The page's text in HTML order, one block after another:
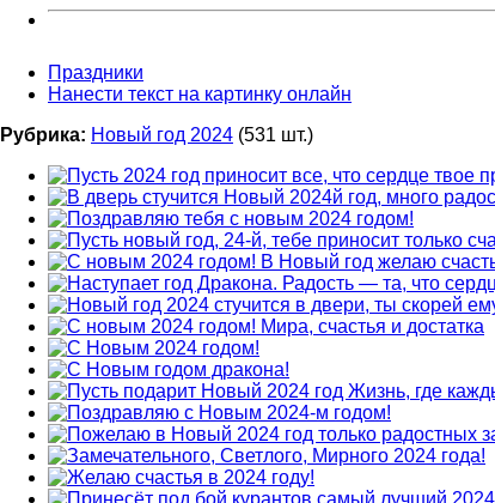
Праздники
Нанести текст на картинку онлайн
Рубрика: Новый год 2024 (531 шт.)